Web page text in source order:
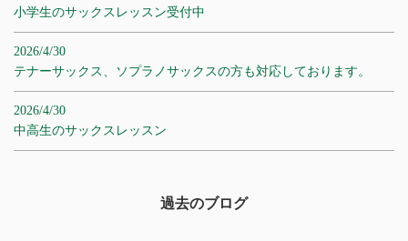
小学生のサックスレッスン受付中
2026/4/30
テナーサックス、ソプラノサックスの方も対応しております。
2026/4/30
中高生のサックスレッスン
過去のブログ